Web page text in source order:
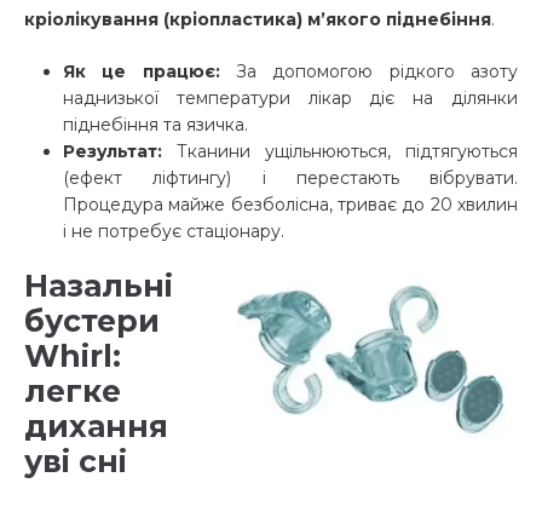
кріолікування (кріопластика) м’якого піднебіння.
Як це працює:За допомогою рідкого азоту
наднизької температури лікар діє на ділянки
піднебіння та язичка.
Результат: Тканини ущільнюються, підтягуються
(ефект ліфтингу) і перестають вібрувати.
Процедура майже безболісна, триває до 20 хвилин
і не потребує стаціонару.
Назальні
бустери
Whirl:
легке
дихання
уві сні